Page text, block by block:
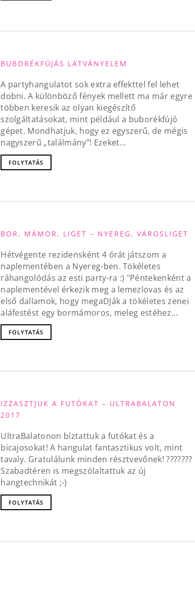
BUBORÉKFÚJÁS LÁTVÁNYELEM
A partyhangulatot sok extra effekttel fel lehet
dobni. A különböző fények mellett ma már egyre
többen keresik az olyan kiegészítő
szolgáltatásokat, mint például a buborékfújó
gépet. Mondhatjuk, hogy ez egyszerű, de mégis
nagyszerű „találmány”! Ezeket...
FOLYTATÁS
BOR, MÁMOR, LIGET – NYEREG, VÁROSLIGET
Hétvégente rezidensként 4 órát játszom a
naplementében a Nyereg-ben. Tökéletes
ráhangolódás az esti party-ra :) "Péntekenként a
naplementével érkezik meg a lemezlovas és az
első dallamok, hogy megaDJák a tökéletes zenei
aláfestést egy bormámoros, meleg estéhez...
FOLYTATÁS
IZZASZTJUK A FUTÓKAT – ULTRABALATON
2017
UltraBalatonon bíztattuk a futókat és a
bicajosokat! A hangulat fantasztikus volt, mint
tavaly. Gratulálunk minden résztvevőnek! ???????
Szabadtéren is megszólaltattuk az új
hangtechnikát ;-)
FOLYTATÁS